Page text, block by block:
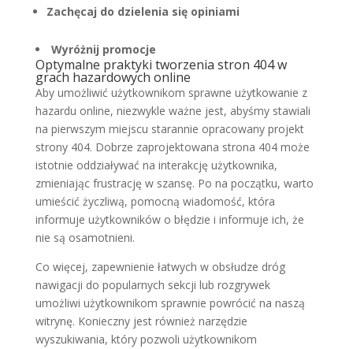
Zachęcaj do dzielenia się opiniami
Wyróżnij promocje
Optymalne praktyki tworzenia stron 404 w
grach hazardowych online
Aby umożliwić użytkownikom sprawne użytkowanie z
hazardu online, niezwykle ważne jest, abyśmy stawiali
na pierwszym miejscu starannie opracowany projekt
strony 404. Dobrze zaprojektowana strona 404 może
istotnie oddziaływać na interakcję użytkownika,
zmieniając frustrację w szansę. Po na początku, warto
umieścić życzliwą, pomocną wiadomość, która
informuje użytkowników o błędzie i informuje ich, że
nie są osamotnieni.
Co więcej, zapewnienie łatwych w obsłudze dróg
nawigacji do popularnych sekcji lub rozgrywek
umożliwi użytkownikom sprawnie powrócić na naszą
witrynę. Konieczny jest również narzędzie
wyszukiwania, który pozwoli użytkownikom